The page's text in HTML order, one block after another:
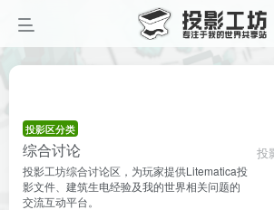
投影区分类
综合讨论
投影工坊综合讨论区，为玩家提供Litematica投
影文件、建筑生电经验及我的世界相关问题的
交流互动平台。
投